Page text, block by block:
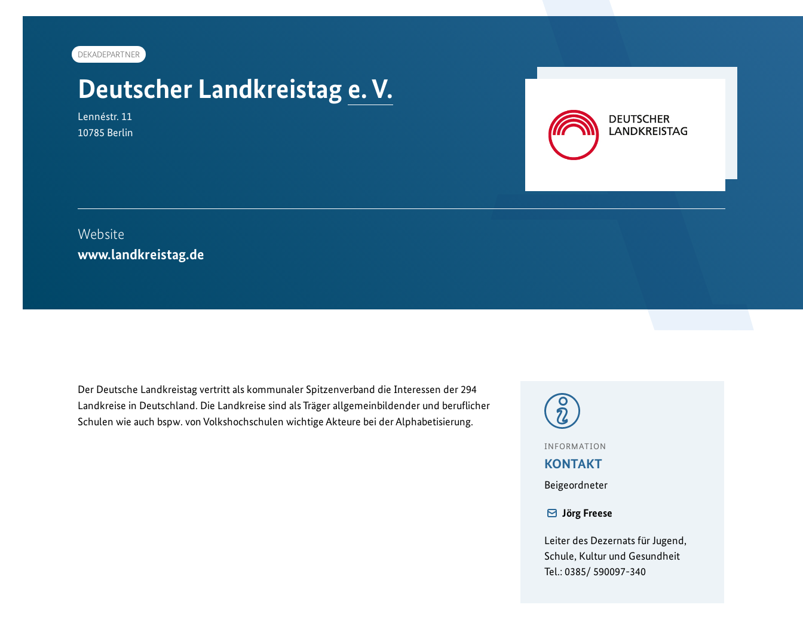
Deutscher Landkreistag e. V.
Lennéstr. 11
10785 Berlin
DEKADEPARTNER
Website
www.landkreistag.de
INFORMATION
KONTAKT
Beigeordneter
Jörg Freese
Leiter des Dezernats für Jugend,
Schule, Kultur und Gesundheit
Tel.: 0385/ 590097-340
Der Deutsche Landkreistag vertritt als kommunaler Spitzenverband die Interessen der 294
Landkreise in Deutschland. Die Landkreise sind als Träger allgemeinbildender und beruflicher
Schulen wie auch bspw. von Volkshochschulen wichtige Akteure bei der Alphabetisierung.